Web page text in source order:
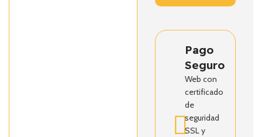
Pago
Seguro
Web con
certificado
de
seguridad
SSL y